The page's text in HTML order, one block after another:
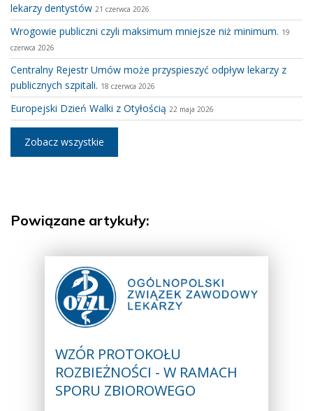
lekarzy dentystów 21 czerwca 2026
Wrogowie publiczni czyli maksimum mniejsze niż minimum. 19
czerwca 2026
Centralny Rejestr Umów może przyspieszyć odpływ lekarzy z
publicznych szpitali. 18 czerwca 2026
Europejski Dzień Walki z Otyłością 22 maja 2026
Zobacz wszystkie
Powiązane artykuły:
WZÓR PROTOKOŁU
ROZBIEŻNOŚCI - W RAMACH
SPORU ZBIOROWEGO